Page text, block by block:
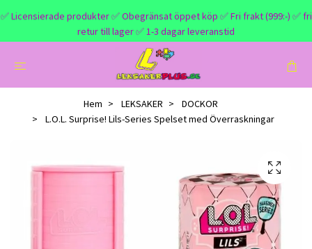
✅ Licensierade produkter ✅ Obegränsat öppet köp ✅ Fri frakt (999:-) ✅ fri
retur till lager ✅ 1-3 dagar leveranstid
Hem LEKSAKER
DOCKOR
L.O.L. Surprise! Lils-Series Spelset med Överraskningar